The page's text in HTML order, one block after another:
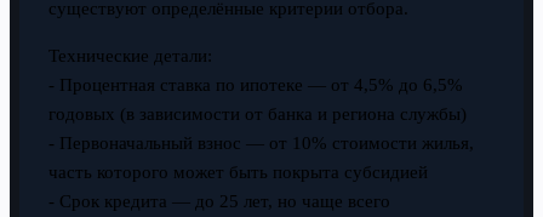
существуют определённые критерии отбора.
Технические детали:
- Процентная ставка по ипотеке — от 4,5% до 6,5%
годовых (в зависимости от банка и региона службы)
- Первоначальный взнос — от 10% стоимости жилья,
часть которого может быть покрыта субсидией
- Срок кредита — до 25 лет, но чаще всего